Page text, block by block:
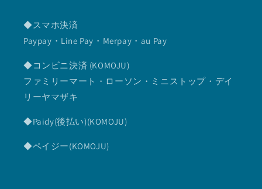
◆スマホ決済
Paypay・Line Pay・Merpay・au Pay
◆コンビニ決済 (KOMOJU)
ファミリーマート・ローソン・ミニストップ・デイ
リーヤマザキ
◆Paidy(後払い)(KOMOJU)
◆ペイジー(KOMOJU)